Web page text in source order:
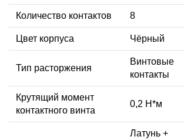
Количество контактов 8
Цвет корпуса Чёрный
Тип расторжения
Винтовые
контакты
Крутящий момент
контактного винта
0,2 Н*м
Латунь +